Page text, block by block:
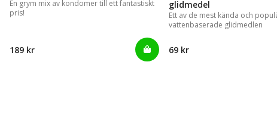
En grym mix av kondomer till ett fantastiskt
pris!
189 kr
glidmedel
Ett av de mest kända och
vattenbaserade glidmedlen
69 kr